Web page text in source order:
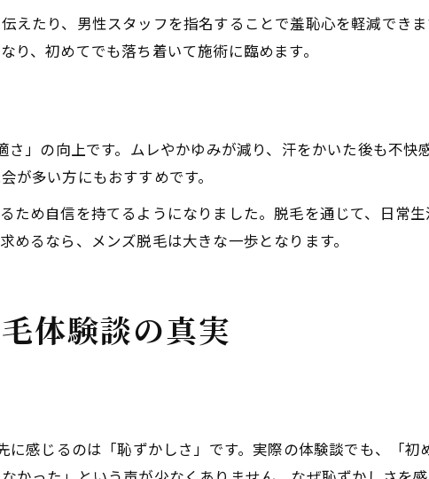
での印象が変わる実感エピソード
えたり、男性スタッフを指名することで羞恥心を軽減でき
、初めてでも落ち着いて施術に臨めます。
」の向上です。ムレやかゆみが減り、汗をかいた後も不快
が多い方にもおすすめです。
ため自信を持てるようになりました。脱毛を通じて、日常
るなら、メンズ脱毛は大きな一歩となります。
体験談の真実
感じるのは「恥ずかしさ」です。実際の体験談でも、「初